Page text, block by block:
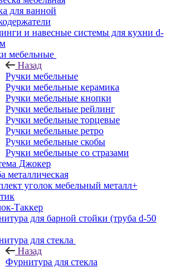
для ванной
и навесные системы для кухни d-
мебельные
Назад
Ручки мебельные
Ручки мебельные керамика
Ручки мебельные кнопки
Ручки мебельные рейлинг
Ручки мебельные торцевые
Ручки мебельные ретро
Ручки мебельные скобы
Ручки мебельные со стразами
Джокер
металлическая
уголок мебельный металл+
Таккер
для барной стойки (труба d-50
для стекла
Назад
Фурнитура для стекла